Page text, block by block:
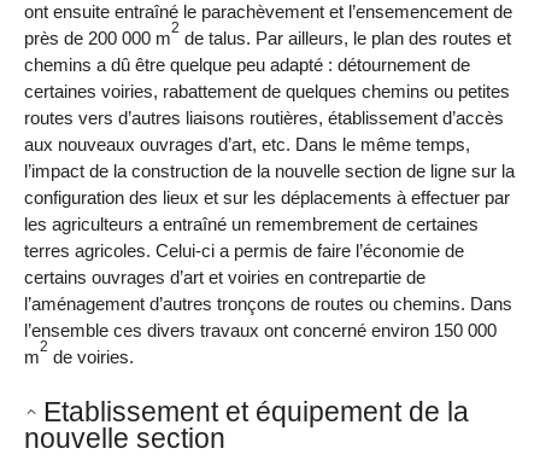
ont ensuite entraîné le parachèvement et l’ensemencement de
près de 200 000 m2 de talus. Par ailleurs, le plan des routes et
chemins a dû être quelque peu adapté : détournement de
certaines voiries, rabattement de quelques chemins ou petites
routes vers d’autres liaisons routières, établissement d’accès
aux nouveaux ouvrages d’art, etc. Dans le même temps,
l’impact de la construction de la nouvelle section de ligne sur la
configuration des lieux et sur les déplacements à effectuer par
les agriculteurs a entraîné un remembrement de certaines
terres agricoles. Celui-ci a permis de faire l’économie de
certains ouvrages d’art et voiries en contrepartie de
l’aménagement d’autres tronçons de routes ou chemins. Dans
l’ensemble ces divers travaux ont concerné environ 150 000
m2 de voiries.
Etablissement et équipement de la
nouvelle section